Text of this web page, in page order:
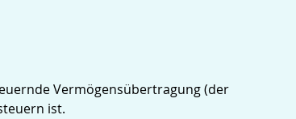
Vermögensübertragung (der
ist.